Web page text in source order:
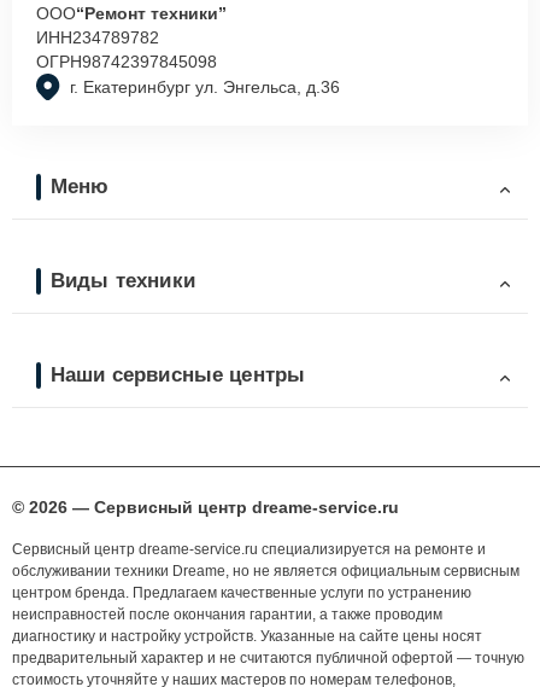
г. Екатеринбург ул. Энгельса, д.36
ООО“Ремонт техники”
ИНН234789782
ОГРН98742397845098
Меню
Виды техники
Наши сервисные центры
© 2026 — Сервисный центр dreame-service.ru
Сервисный центр dreame-service.ru специализируется на ремонте и
обслуживании техники Dreame, но не является официальным сервисным
центром бренда. Предлагаем качественные услуги по устранению
неисправностей после окончания гарантии, а также проводим
диагностику и настройку устройств. Указанные на сайте цены носят
предварительный характер и не считаются публичной офертой — точную
стоимость уточняйте у наших мастеров по номерам телефонов,